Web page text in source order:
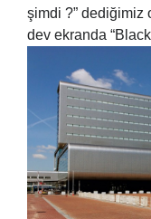
şimdi ?” dediğimiz
dev ekranda